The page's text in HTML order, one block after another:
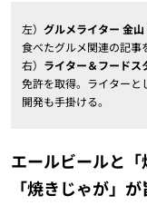
左） グルメライター 金山
食べたグルメ関連の記事
右） ライター＆フードス
免許を取得。ライターと
開発も手掛ける。
エールビールと
「焼きじゃが」